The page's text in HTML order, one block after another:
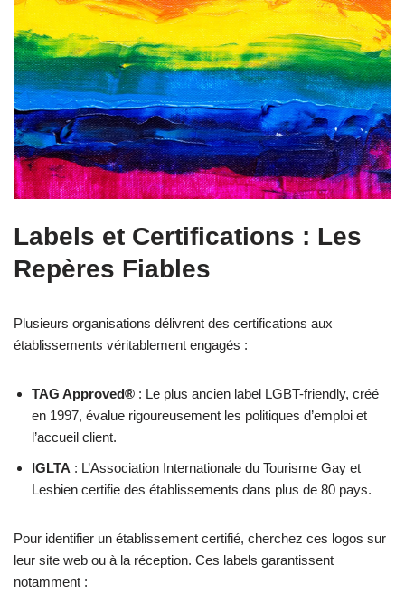
Labels et Certifications : Les
Repères Fiables
Plusieurs organisations délivrent des certifications aux
établissements véritablement engagés :
TAG Approved® : Le plus ancien label LGBT-friendly, créé
en 1997, évalue rigoureusement les politiques d’emploi et
l’accueil client.
IGLTA : L’Association Internationale du Tourisme Gay et
Lesbien certifie des établissements dans plus de 80 pays.
Pour identifier un établissement certifié, cherchez ces logos sur
leur site web ou à la réception. Ces labels garantissent
notamment :